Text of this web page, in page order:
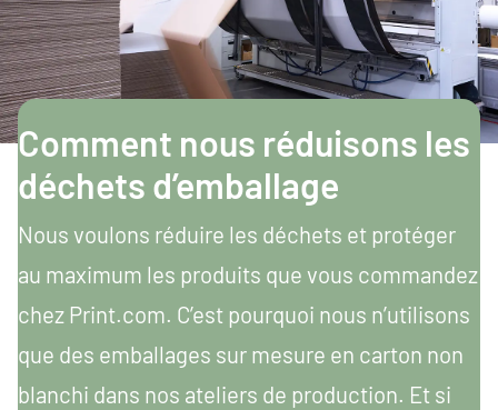
Comment nous réduisons les
déchets d’emballage
Nous voulons réduire les déchets et protéger
au maximum les produits que vous commandez
chez Print.com. C’est pourquoi nous n’utilisons
que des emballages sur mesure en carton non
blanchi dans nos ateliers de production. Et si